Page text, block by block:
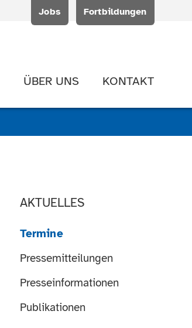
Jobs Fortbildungen
ÜBER UNS KONTAKT
AKTUELLES
Termine
Pressemitteilungen
Presseinformationen
Publikationen